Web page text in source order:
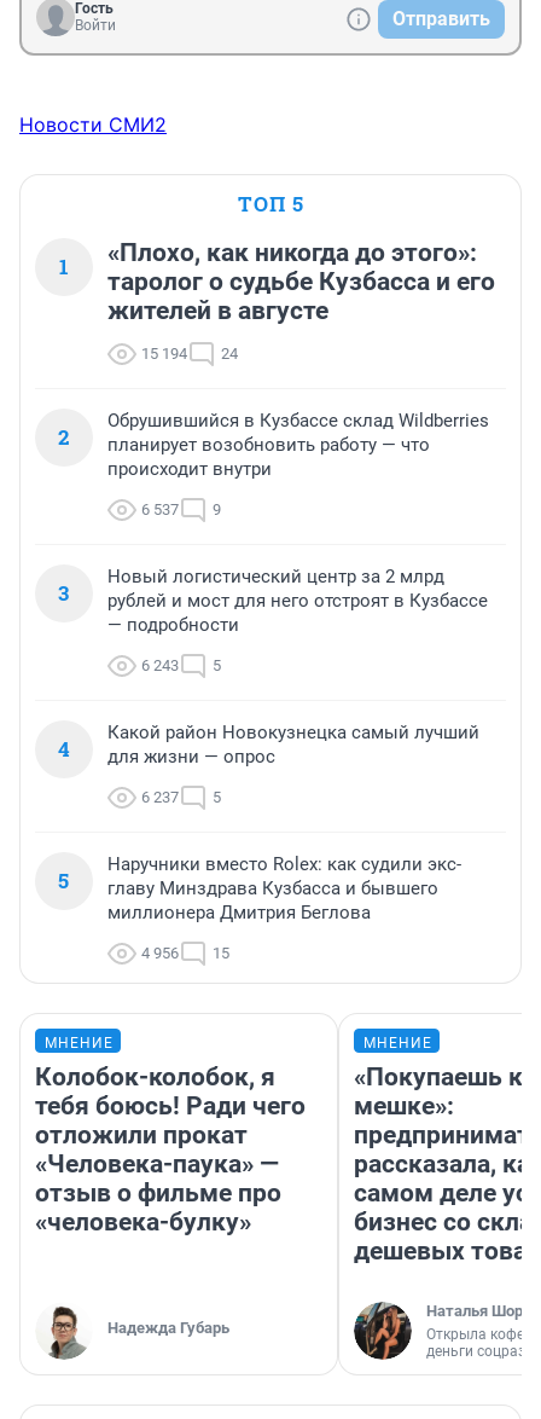
Гость
Войти
Отправить
Новости СМИ2
ТОП 5
1
«Плохо, как никогда до этого»:
таролог о судьбе Кузбасса и его
жителей в августе
15 194 24
2
Обрушившийся в Кузбассе склад Wildberries
планирует возобновить работу — что
происходит внутри
6 537 9
3
Новый логистический центр за 2 млрд
рублей и мост для него отстроят в Кузбассе
— подробности
6 243 5
4
Какой район Новокузнецка самый лучший
для жизни — опрос
6 237 5
5
Наручники вместо Rolex: как судили экс-
главу Минздрава Кузбасса и бывшего
миллионера Дмитрия Беглова
4 956 15
МНЕНИЕ
Колобок-колобок, я
тебя боюсь! Ради чего
отложили прокат
«Человека-паука» —
отзыв о фильме про
«человека-булку»
Надежда Губарь
МНЕНИЕ
«Покупаешь
мешке»:
рассказала,
самом деле
бизнес со
дешевых
Наталья
Открыла
деньги